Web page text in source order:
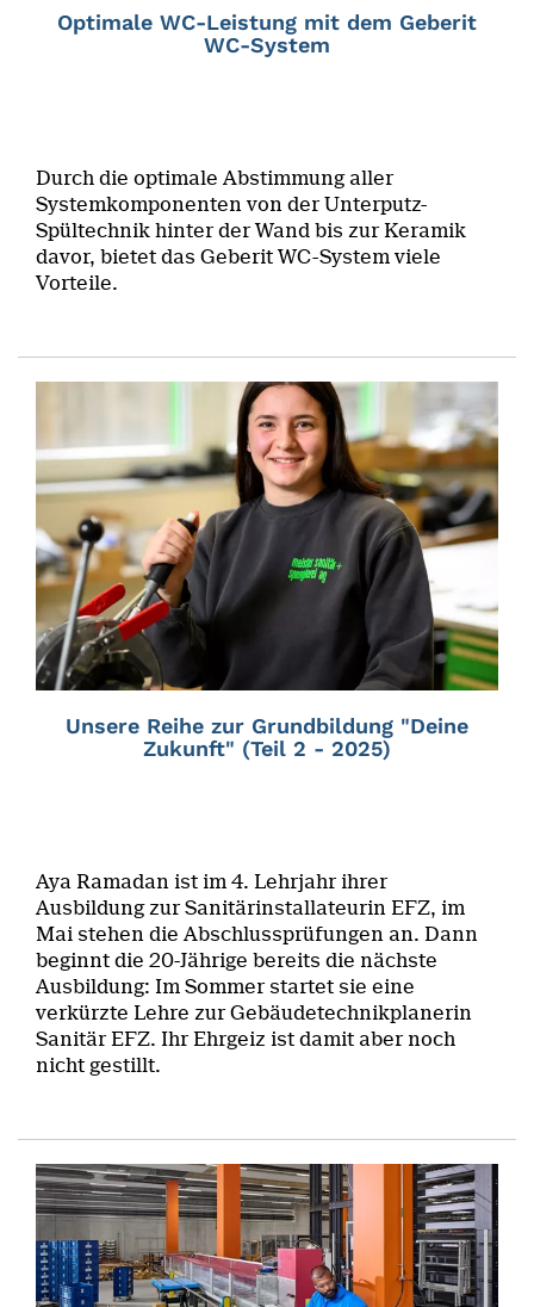
Optimale WC-Leistung mit dem Geberit
WC-System
Durch die optimale Abstimmung aller
Systemkomponenten von der Unterputz-
Spültechnik hinter der Wand bis zur Keramik
davor, bietet das Geberit WC-System viele
Vorteile.
Unsere Reihe zur Grundbildung "Deine
Zukunft" (Teil 2 - 2025)
Aya Ramadan ist im 4. Lehrjahr ihrer
Ausbildung zur Sanitärinstallateurin EFZ, im
Mai stehen die Abschlussprüfungen an. Dann
beginnt die 20-Jährige bereits die nächste
Ausbildung: Im Sommer startet sie eine
verkürzte Lehre zur Gebäudetechnikplanerin
Sanitär EFZ. Ihr Ehrgeiz ist damit aber noch
nicht gestillt.